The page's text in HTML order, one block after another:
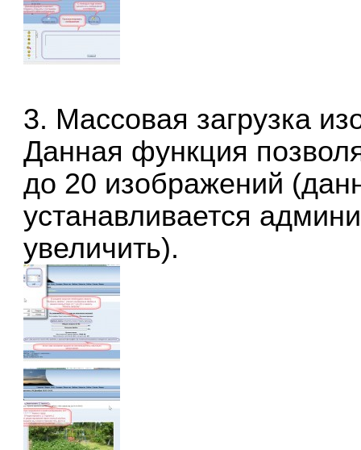
3. Массовая загрузка
Данная функция
до 20 изображений
устанавливается
увеличить).